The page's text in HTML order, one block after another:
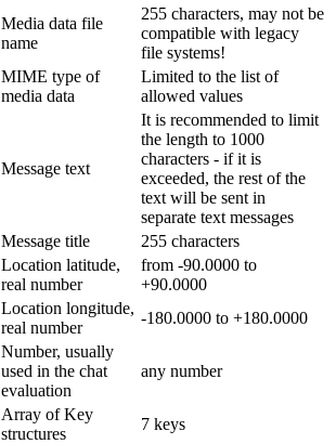
Media data file
name
255 characters, may not be
compatible with legacy
file systems!
MIME type of
media data
Limited to the list of
allowed values
Message text
It is recommended to limit
the length to 1000
characters - if it is
exceeded, the rest of the
text will be sent in
separate text messages
Message title
255 characters
Location latitude,
real number
from -90.0000 to
+90.0000
Location longitude,
real number
-180.0000 to +180.0000
Number, usually
used in the chat
evaluation
any number
Array of Key
structures
7 keys